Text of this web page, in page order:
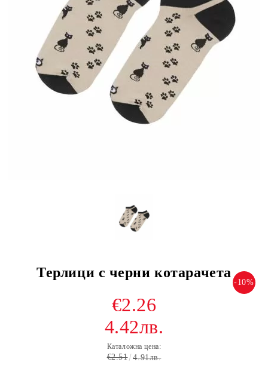
Терлици с черни котарачета
-10%
€2.26
4.42лв.
Каталожна цена:
€2.51 4.91лв.